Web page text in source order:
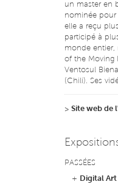
un master en
nominée pour
elle a reçu
participé à
monde entier,
of the Moving
Ventosul
(Chili). Ses
entre autres.
> Site web de
PASSÉES
+ Digital Art